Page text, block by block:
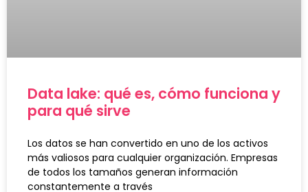
Data lake: qué es, cómo funciona y
para qué sirve
Los datos se han convertido en uno de los activos
más valiosos para cualquier organización. Empresas
de todos los tamaños generan información
constantemente a través